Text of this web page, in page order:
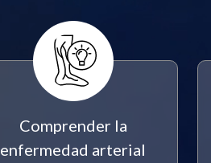
Comprender la
enfermedad arterial